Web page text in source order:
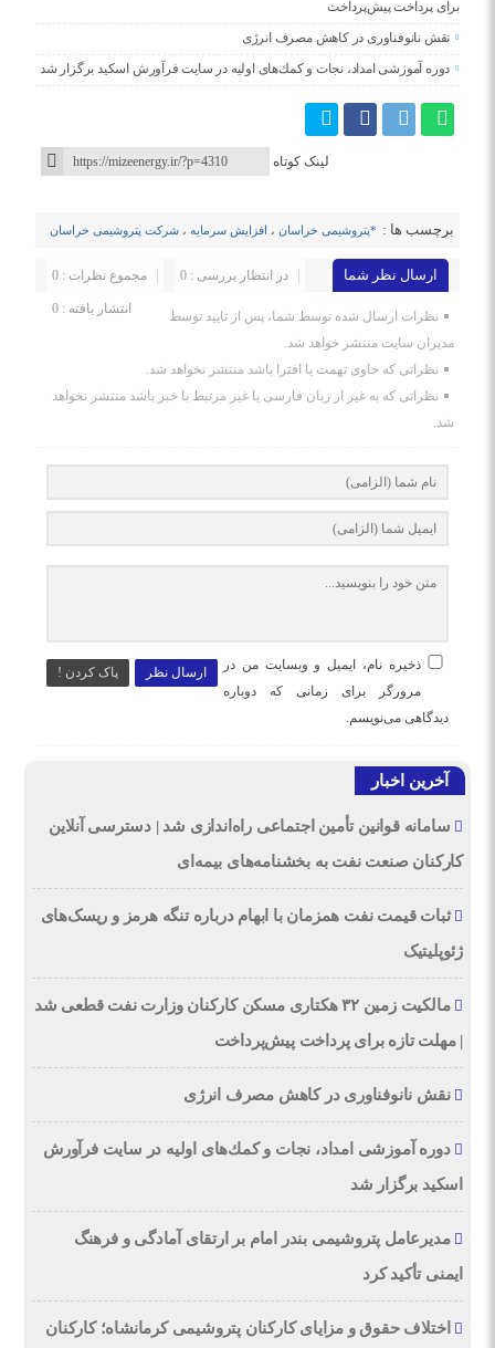
برای پرداخت پیش‌پرداخت
نقش نانوفناوری در کاهش مصرف انرژی
دوره آموزشی امداد، نجات و كمك‌های اولیه در سایت فرآورش اسكید برگزار شد
لینک کوتاه
برچسب ها : *پتروشیمی خراسان ، افزایش سرمایه ، شرکت پتروشیمی خراسان
ارسال نظر شما مجموع نظرات : 0 در انتظار بررسی : 0
انتشار یافته : 0
نظرات ارسال شده توسط شما، پس از تایید توسط
مدیران سایت منتشر خواهد شد.
نظراتی که حاوی تهمت یا افترا باشد منتشر نخواهد شد.
نظراتی که به غیر از زبان فارسی یا غیر مرتبط با خبر باشد منتشر نخواهد
شد.
ارسال نظر پاک کردن !
ذخیره نام، ایمیل و وبسایت من در
مرورگر برای زمانی که دوباره
دیدگاهی می‌نویسم.
آخرین اخبار
سامانه قوانین تأمین اجتماعی راه‌اندازی شد | دسترسی آنلاین
کارکنان صنعت نفت به بخشنامه‌های بیمه‌ای
ثبات قیمت نفت همزمان با ابهام درباره تنگه هرمز و ریسک‌های
ژئوپلیتیک
مالکیت زمین ۳۲ هکتاری مسکن کارکنان وزارت نفت قطعی شد
| مهلت تازه برای پرداخت پیش‌پرداخت
نقش نانوفناوری در کاهش مصرف انرژی
دوره آموزشی امداد، نجات و كمك‌های اولیه در سایت فرآورش
اسكید برگزار شد
مدیرعامل پتروشیمی بندر امام بر ارتقای آمادگی و فرهنگ
ایمنی تأکید کرد
اختلاف حقوق و مزایای کارکنان پتروشیمی کرمانشاه؛ کارکنان